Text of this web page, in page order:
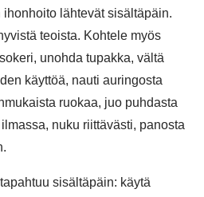
lähtevät sisältäpäin.
teoista. Kohtele myös
unohda tupakka, vältä
käyttöä, nauti auringosta
ruokaa, juo puhdasta
nuku riittävästi, panosta
sisältäpäin: käytä